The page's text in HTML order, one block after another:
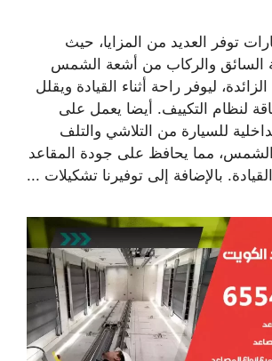
توفر العديد من المزايا، حيث
السائق والركاب من أشعة الشمس
ليوفر راحة أثناء القيادة ويقلل
لنظام التكييف. أيضا يعمل على
للسيارة من التلاشي والتلف
الشمس، مما يحافظ على جودة المقاعد
بالإضافة إلى توفيرنا تشكيلات ...